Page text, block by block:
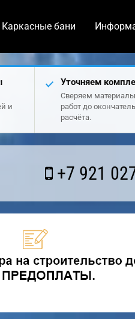
Каркасные бани
и
Уточняем
Сверяем
работ до
расчёта.
+7 921